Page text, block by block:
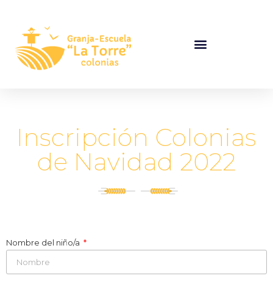
Inscripción Colonias
de Navidad 2022
Nombre del niño/a